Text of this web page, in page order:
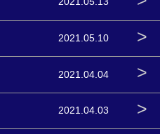
2021.05.10 >
2021.04.04 >
2021.04.03 >